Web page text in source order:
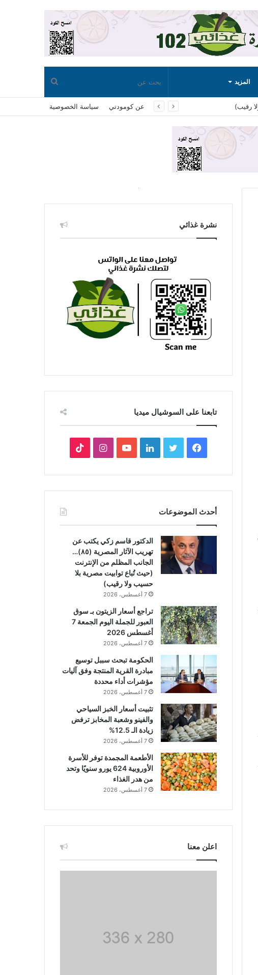
المزيد بحث
عن
عن كومودتي سياسة الخصوصية
نشرة غذائي
تابعنا على السوشيال ميديا
فيسبوكتويتر لينكدإنيوتيوبانستقرام
أحدث الموضوعات
الدكتور قاسم زكي يكتب عن
تهريب الآثار المصرية (٨٥)…
الجانب المظلم من الإنترنت
(حيث تُباع توابيت مصرية بلا
حسيب ولا رقيب)
7 أغسطس، 2026
تراجع أسعار الزيتون بـ سوق
العبور للجملة اليوم الجمعة 7
أغسطس 2026
7 أغسطس، 2026
الحكومة تبحث سببل توسيع
مبادرة القرية المنتجة وفق آليات
مؤشرات أداء محددة
7 أغسطس، 2026
تثبيت أسعار الخبز السياحي
والفينو وشعبة المخابز ترفض
زيادة الـ 12.5%
7 أغسطس، 2026
الأطعمة المجمدة توفر للأسرة
الأوروبية 624 يورو سنويًا وتحد
من هدر الغذاء
7 أغسطس، 2026
اعلن معنا